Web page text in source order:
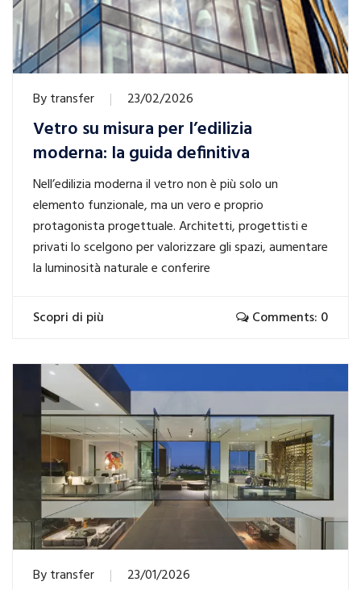
Bytransfer 23/02/2026
Vetro su misura per l’edilizia
moderna: la guida definitiva
Nell’edilizia moderna il vetro non è più solo un
elemento funzionale, ma un vero e proprio
protagonista progettuale. Architetti, progettisti e
privati lo scelgono per valorizzare gli spazi, aumentare
la luminosità naturale e conferire
Scopri di più Comments: 0
Bytransfer 23/01/2026